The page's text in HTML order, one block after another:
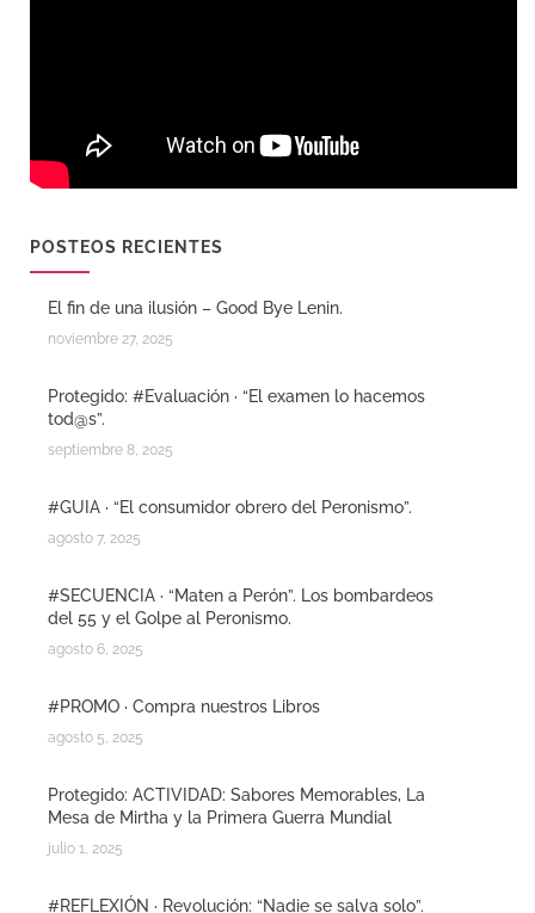
POSTEOS RECIENTES
El fin de una ilusión – Good Bye Lenin.
noviembre 27, 2025
Protegido: #Evaluación · “El examen lo hacemos
tod@s”.
septiembre 8, 2025
#GUIA · “El consumidor obrero del Peronismo”.
agosto 7, 2025
#SECUENCIA · “Maten a Perón”. Los bombardeos
del 55 y el Golpe al Peronismo.
agosto 6, 2025
#PROMO · Compra nuestros Libros
agosto 5, 2025
Protegido: ACTIVIDAD: Sabores Memorables, La
Mesa de Mirtha y la Primera Guerra Mundial
julio 1, 2025
#REFLEXIÓN · Revolución: “Nadie se salva solo”.